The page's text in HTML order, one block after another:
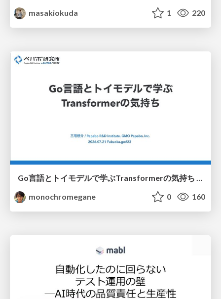
masakiokuda
1 220
Go言語とトイモデルで学ぶTransformerの気持ち / fukuokago23-transformer
monochromegane
0 160